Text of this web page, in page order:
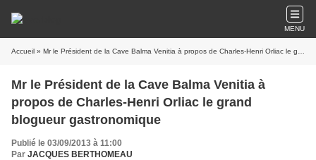
MENU
Accueil » Mr le Président de la Cave Balma Venitia à propos de Charles-Henri Orliac le grand blogueur gastronomique
Mr le Président de la Cave Balma Venitia à
propos de Charles-Henri Orliac le grand
blogueur gastronomique
Publié le 03/09/2013 à 11:00
Par JACQUES BERTHOMEAU